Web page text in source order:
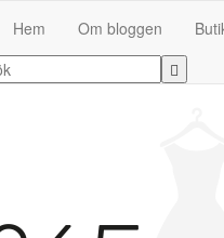
Hem Om bloggen